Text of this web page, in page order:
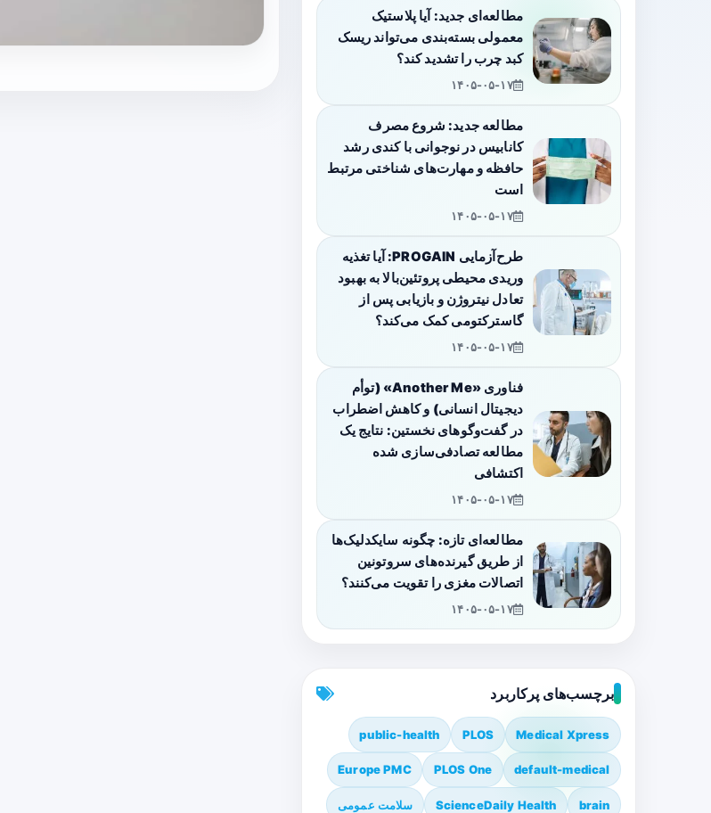
مطالعه‌ای جدید: آیا پلاستیک
معمولی بسته‌بندی می‌تواند ریسک
کبد چرب را تشدید کند؟
۱۴۰۵-۰۵-۱۷
مطالعه جدید: شروع مصرف
کانابیس در نوجوانی با کندی رشد
حافظه و مهارت‌های شناختی مرتبط
است
۱۴۰۵-۰۵-۱۷
طرح‌آزمایی PROGAIN: آیا تغذیه
وریدی محیطی پروتئین‌بالا به بهبود
تعادل نیتروژن و بازیابی پس از
گاسترکتومی کمک می‌کند؟
۱۴۰۵-۰۵-۱۷
فناوری «Another Me» (توأم
دیجیتال انسانی) و کاهش اضطراب
در گفت‌وگوهای نخستین: نتایج یک
مطالعه تصادفی‌سازی شده
اکتشافی
۱۴۰۵-۰۵-۱۷
مطالعه‌ای تازه: چگونه سایکدلیک‌ها
از طریق گیرنده‌های سروتونین
اتصالات مغزی را تقویت می‌کنند؟
۱۴۰۵-۰۵-۱۷
برچسب‌های پرکاربرد
Medical Xpress
PLOS
public-health
default-medical
PLOS One
Europe PMC
brain
ScienceDaily Health سلامت عمومی